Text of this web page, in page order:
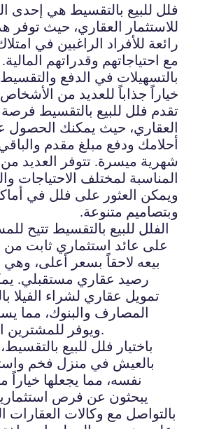
فلل للبيع بالتقسيط هي إحدى
للاستثمار العقاري، حيث توفر
رائعة للأفراد الراغبين في
مع احتياجاتهم وقدراتهم المالية.
بالتسهيلات في الدفع
خياراً جذاباً للعديد من
تقدم فلل للبيع بالتقسيط فرصة
العقاري، حيث يمكنك الحصول
أحلامك ودفع مبلغ مقدم
شهرية ميسرة. تتوفر العديد من
المناسبة لمختلف الاحتياجات
ويمكن العثور على فلل في
وبتصاميم متنوعة.
الفلل للبيع بالتقسيط تتيح
على عائد استثماري ثابت من
بيعه لاحقاً بسعر أعلى، وهي
رصيد عقاري مستقبلي.
تمويل عقاري لشراء الفيلا
المصارف والبنوك، مما
ويوفر للمشترين المرونة في الدفع.
باختيار فلل للبيع
بالعيش في منزل فخم
نفسه، مما يجعلها خياراً
يبحثون عن فرص
بالتواصل مع وكالات